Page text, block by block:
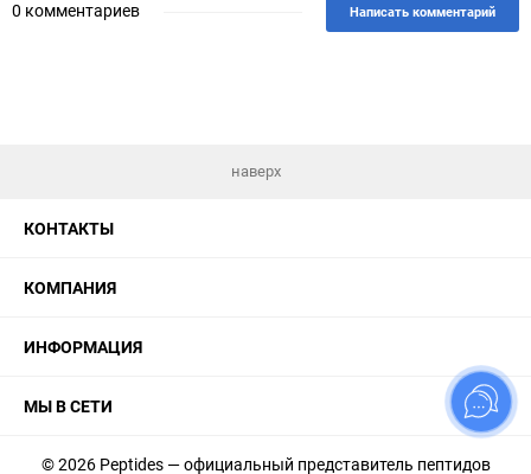
0 комментариев Написать комментарий
наверх
КОНТАКТЫ
КОМПАНИЯ
ИНФОРМАЦИЯ
МЫ В СЕТИ
© 2026 Peptides — официальный представитель пептидов